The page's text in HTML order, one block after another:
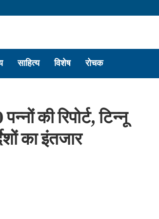
साहित्य विशेष रोचक
की रिपोर्ट, टिन्नू
का इंतजार